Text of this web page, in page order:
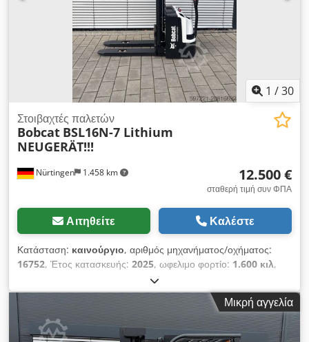
1 /30
Nürtingen 1.458 km
Στοιβαχτές παλετών
Bobcat BSL16N-7 Lithium
NEUGERÄT!!!
12.500 €
σταθερή τιμή συν ΦΠΑ
Αιτηθείτε Καλέστε
Κατάσταση: καινούργιο, αριθμός μηχανήματος/οχήματος:
16752, Έτος κατασκευής: 2025, ωφελιμο φορτίο: 1.600 κιλ,
, ελεύθερη ανύψωση:
κέντρο βάρους φορτίου:600 χιλ., τύπος καυσίμου:
ηλεκτρικός
, ύψος κατασκευής: 2.408
χιλ.
, τάση μπαταρίας: 1.150 χιλ.,
διάσταση εμπρόσθιου ελαστικού:Tandem, μέγεθος πίσω
Μικρή αγγελία